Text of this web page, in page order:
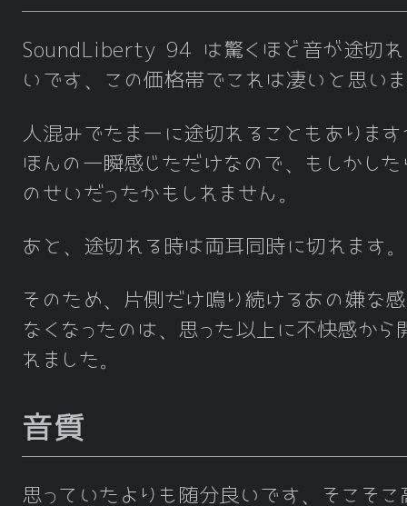
SoundLiberty 94 は驚くほど音が途切れ
いです、この価格帯でこれは凄いと思い
人混みでたまーに途切れることもありま
ほんの一瞬感じただけなので、もしかした
のせいだったかもしれません。
あと、途切れる時は両耳同時に切れます。
そのため、片側だけ鳴り続けるあの嫌な
なくなったのは、思った以上に不快感から
れました。
音質
思っていたよりも随分良いです、そこそこ